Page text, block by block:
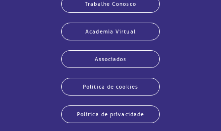
Trabalhe Conosco
Academia Virtual
Associados
Política de cookies
Política de privacidade